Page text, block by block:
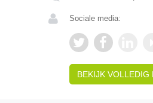
Sociale media:
BEKIJK VOLLEDIG